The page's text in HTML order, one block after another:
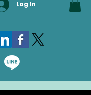
Log In